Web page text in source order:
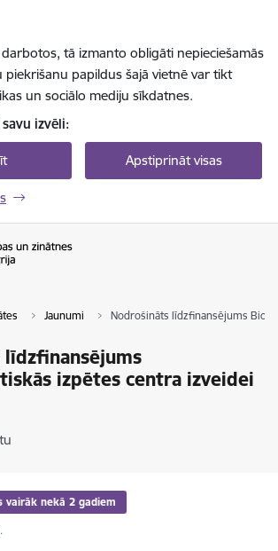
tā izmanto obligāti nepieciešamās
piekrišanu papildus šajā vietnē var tikt
un sociālo mediju sīkdatnes.
izvēli:
Apstiprināt visas
Jaunumi Nodrošināts līdzfinansējums
izpētes centra izveidei
vairāk nekā 2 gadiem